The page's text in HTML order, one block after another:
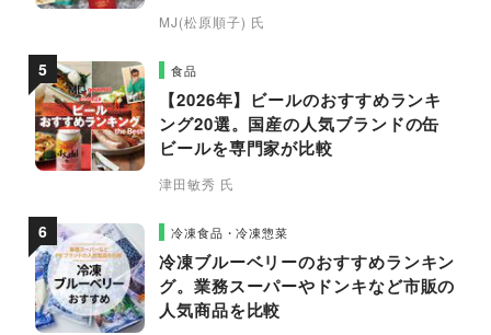
MJ(松原順子) 氏
食品
【2026年】ビールのおすすめランキ
ング20選。国産の人気ブランドの缶
ビールを専門家が比較
津田敏秀 氏
冷凍食品・冷凍惣菜
冷凍ブルーベリーのおすすめランキン
グ。業務スーパーやドンキなど市販の
人気商品を比較